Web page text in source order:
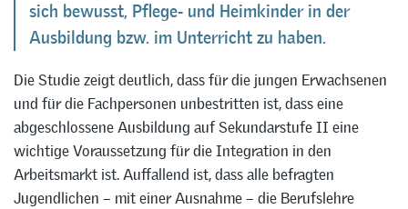
sich bewusst, Pflege- und Heimkinder in der
Ausbildung bzw. im Unterricht zu haben.
Die Studie zeigt deutlich, dass für die jungen Erwachsenen
und für die Fachpersonen unbestritten ist, dass eine
abgeschlossene Ausbildung auf Sekundarstufe II eine
wichtige Voraussetzung für die Integration in den
Arbeitsmarkt ist. Auffallend ist, dass alle befragten
Jugendlichen – mit einer Ausnahme – die Berufslehre